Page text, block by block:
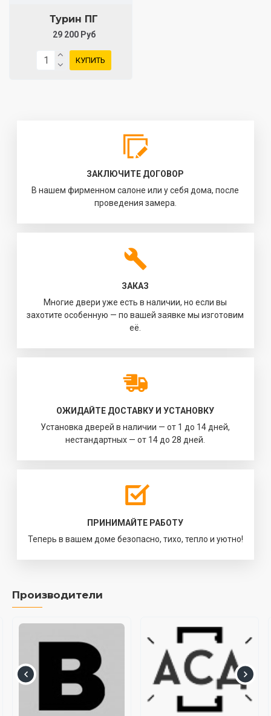
Турин ПГ
29 200 Руб
КУПИТЬ
ЗАКЛЮЧИТЕ ДОГОВОР
В нашем фирменном салоне или у себя дома, после
проведения замера.
ЗАКАЗ
Многие двери уже есть в наличии, но если вы
захотите особенную — по вашей заявке мы изготовим
её.
ОЖИДАЙТЕ ДОСТАВКУ И УСТАНОВКУ
Установка дверей в наличии — от 1 до 14 дней,
нестандартных — от 14 до 28 дней.
ПРИНИМАЙТЕ РАБОТУ
Теперь в вашем доме безопасно, тихо, тепло и уютно!
Производители